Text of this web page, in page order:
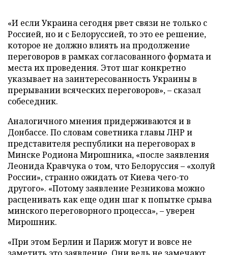
«И если Украина сегодня рвет связи не только с
Россией, но и с Белоруссией, то это ее решение,
которое не должно влиять на продолжение
переговоров в рамках согласованного формата и
места их проведения. Этот шаг конкретно
указывает на заинтересованность Украины в
прерывании всяческих переговоров», – сказал
собеседник.
Аналогичного мнения придерживаются и в
Донбассе. По словам советника главы ЛНР и
представителя республики на переговорах в
Минске Родиона Мирошника, «после заявления
Леонида Кравчука о том, что Белоруссия – «холуй
России», странно ожидать от Киева чего-то
другого». «Потому заявление Резникова можно
расценивать как еще один шаг к попытке срыва
минского переговорного процесса», – уверен
Мирошник.
«При этом Берлин и Париж могут и вовсе не